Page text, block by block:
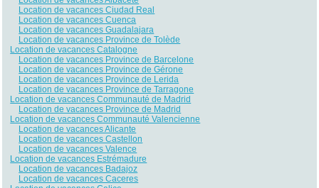
Location de vacances Ciudad Real
Location de vacances Cuenca
Location de vacances Guadalajara
Location de vacances Province de Tolède
Location de vacances Catalogne
Location de vacances Province de Barcelone
Location de vacances Province de Gérone
Location de vacances Province de Lerida
Location de vacances Province de Tarragone
Location de vacances Communauté de Madrid
Location de vacances Province de Madrid
Location de vacances Communauté Valencienne
Location de vacances Alicante
Location de vacances Castellon
Location de vacances Valence
Location de vacances Estrémadure
Location de vacances Badajoz
Location de vacances Caceres